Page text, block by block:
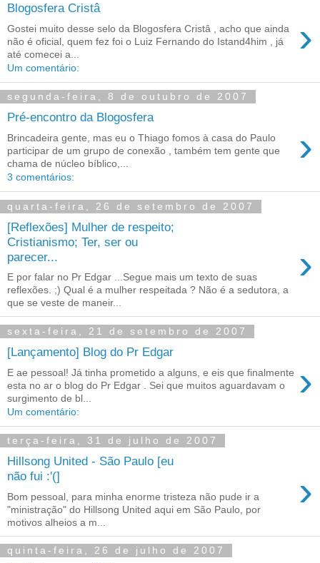
Blogosfera Cristâ
›
Gostei muito desse selo da Blogosfera Cristâ , acho que ainda
não é oficial, quem fez foi o Luiz Fernando do Istand4him , já
até comecei a...
Um comentário:
segunda-feira, 8 de outubro de 2007
Pré-encontro da Blogosfera
›
Brincadeira gente, mas eu o Thiago fomos à casa do Paulo
participar de um grupo de conexão , também tem gente que
chama de núcleo bíblico,...
3 comentários:
quarta-feira, 26 de setembro de 2007
[Reflexões] Mulher de respeito;
Cristianismo; Ter, ser ou
parecer...
›
E por falar no Pr Edgar ...Segue mais um texto de suas
reflexões. ;) Qual é a mulher respeitada ? Não é a sedutora, a
que se veste de maneir...
sexta-feira, 21 de setembro de 2007
[Lançamento] Blog do Pr Edgar
›
E ae pessoal! Já tinha prometido a alguns, e eis que finalmente
esta no ar o blog do Pr Edgar . Sei que muitos aguardavam o
surgimento de bl...
Um comentário:
terça-feira, 31 de julho de 2007
Hillsong United - São Paulo [eu
não fui :'(]
›
Bom pessoal, para minha enorme tristeza não pude ir a
"ministração" do Hillsong United aqui em São Paulo, por
motivos alheios a m...
quinta-feira, 26 de julho de 2007